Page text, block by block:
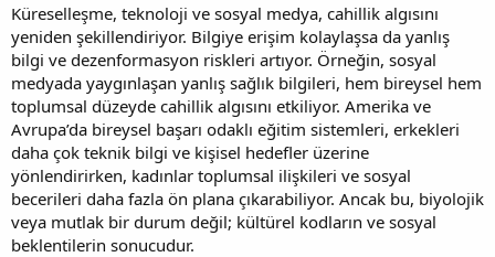
Küreselleşme, teknoloji ve sosyal medya, cahillik algısını
yeniden şekillendiriyor. Bilgiye erişim kolaylaşsa da yanlış
bilgi ve dezenformasyon riskleri artıyor. Örneğin, sosyal
medyada yaygınlaşan yanlış sağlık bilgileri, hem bireysel hem
toplumsal düzeyde cahillik algısını etkiliyor. Amerika ve
Avrupa’da bireysel başarı odaklı eğitim sistemleri, erkekleri
daha çok teknik bilgi ve kişisel hedefler üzerine
yönlendirirken, kadınlar toplumsal ilişkileri ve sosyal
becerileri daha fazla ön plana çıkarabiliyor. Ancak bu, biyolojik
veya mutlak bir durum değil; kültürel kodların ve sosyal
beklentilerin sonucudur.